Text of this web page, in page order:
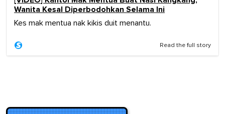
Wanita Kesal Diperbodohkan Selama Ini
Kes mak mentua nak kikis duit menantu.
Read the full story